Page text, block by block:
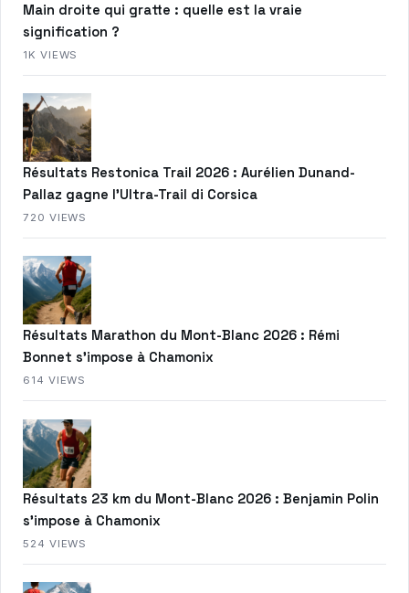
Main droite qui gratte : quelle est la vraie
signification ?
1K VIEWS
Résultats Restonica Trail 2026 : Aurélien Dunand-
Pallaz gagne l’Ultra-Trail di Corsica
720 VIEWS
Résultats Marathon du Mont-Blanc 2026 : Rémi
Bonnet s’impose à Chamonix
614 VIEWS
Résultats 23 km du Mont-Blanc 2026 : Benjamin Polin
s’impose à Chamonix
524 VIEWS